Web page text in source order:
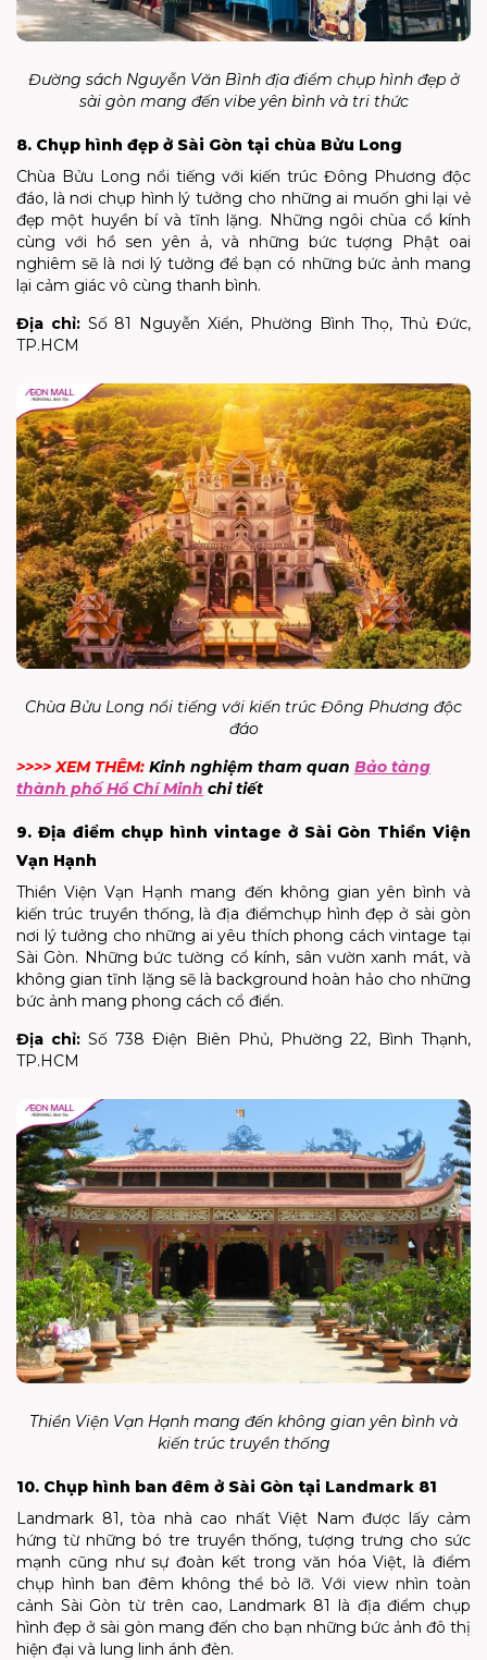
Đường sách Nguyễn Văn Bình địa điểm chụp hình đẹp ở
sài gòn mang đến vibe yên bình và tri thức
8. Chụp hình đẹp ở Sài Gòn tại chùa Bửu Long
Chùa Bửu Long nổi tiếng với kiến trúc Đông Phương độc
đáo, là nơi chụp hình lý tưởng cho những ai muốn ghi lại vẻ
đẹp một huyền bí và tĩnh lặng. Những ngôi chùa cổ kính
cùng với hồ sen yên ả, và những bức tượng Phật oai
nghiêm sẽ là nơi lý tưởng để bạn có những bức ảnh mang
lại cảm giác vô cùng thanh bình.
Địa chỉ:Số 81 Nguyễn Xiển, Phường Bình Thọ, Thủ Đức,
TP.HCM
Chùa Bửu Long nổi tiếng với kiến trúc Đông Phương độc
đáo
>>>> XEM THÊM: Kinh nghiệm tham quan Bảo tàng
thành phố Hồ Chí Minh chi tiết
9. Địa điểm chụp hình vintage ở Sài Gòn Thiền Viện
Vạn Hạnh
Thiền Viện Vạn Hạnh mang đến không gian yên bình và
kiến trúc truyền thống, là địa điểmchụp hình đẹp ở sài gòn
nơi lý tưởng cho những ai yêu thích phong cách vintage tại
Sài Gòn. Những bức tường cổ kính, sân vườn xanh mát, và
không gian tĩnh lặng sẽ là background hoàn hảo cho những
bức ảnh mang phong cách cổ điển.
Địa chỉ: Số 738 Ðiện Biên Phủ, Phường 22, Bình Thạnh,
TP.HCM
Thiền Viện Vạn Hạnh mang đến không gian yên bình và
kiến trúc truyền thống
10. Chụp hình ban đêm ở Sài Gòn tại Landmark 81
Landmark 81, tòa nhà cao nhất Việt Nam được lấy cảm
hứng từ những bó tre truyền thống, tượng trưng cho sức
mạnh cũng như sự đoàn kết trong văn hóa Việt, là điểm
chụp hình ban đêm không thể bỏ lỡ. Với view nhìn toàn
cảnh Sài Gòn từ trên cao, Landmark 81 là địa điểm chụp
hình đẹp ở sài gòn mang đến cho bạn những bức ảnh đô thị
hiện đại và lung linh ánh đèn.